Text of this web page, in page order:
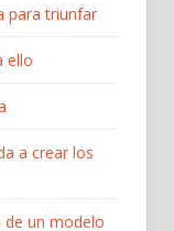
para triunfar
ello
a crear los
de un modelo